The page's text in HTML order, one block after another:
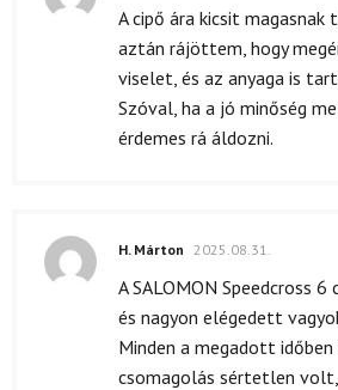
A cipő ára kicsit magasnak
aztán rájöttem, hogy
viselet, és az anyaga is
Szóval, ha a jó minőség
érdemes rá áldozni.
H. Márton 2025.08.31.
A SALOMON Speedcross
és nagyon elégedett
Minden a megadott
csomagolás sértetlen